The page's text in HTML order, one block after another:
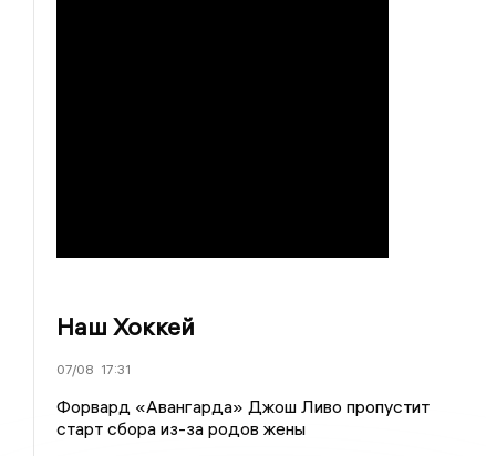
Наш Хоккей
07/08 17:31
Форвард «Авангарда» Джош Ливо пропустит
старт сбора из-за родов жены